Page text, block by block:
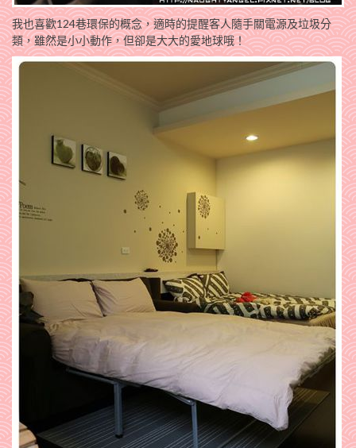
我也喜歡124巷環保的概念，適時的提醒客人隨手關電源及垃圾分
類，雖然是小小動作，但卻是大大的愛地球哦！